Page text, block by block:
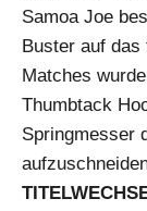
Samoa Joe
Buster auf
Matches
Thumbtack
Springmesser